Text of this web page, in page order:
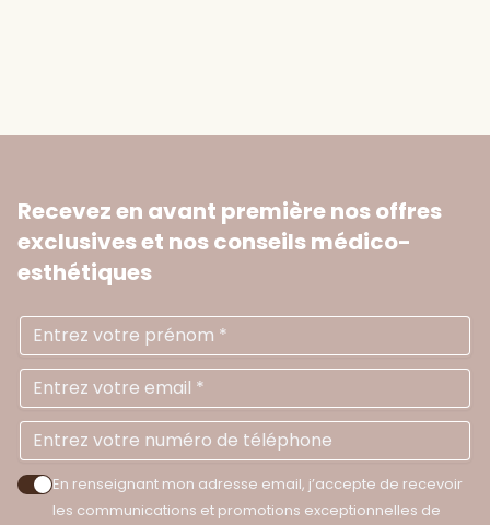
Recevez en avant première nos offres
exclusiveset nos conseils médico-
esthétiques
Prénom
Accepter les politiques de confidentialité
En renseignant mon adresse email, j’accepte de recevoir
les communications et promotions exceptionnelles de